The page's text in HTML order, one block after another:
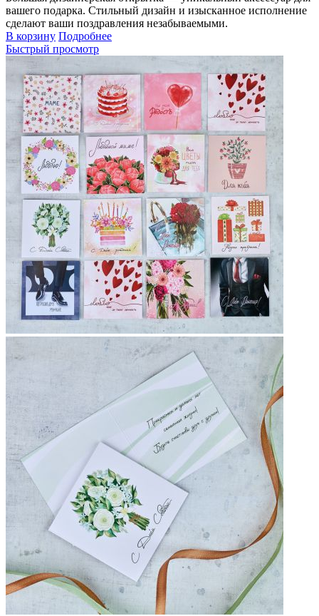
вашего подарка. Стильный дизайн и изысканное исполнение
сделают ваши поздравления незабываемыми.
В корзину Подробнее
Быстрый просмотр